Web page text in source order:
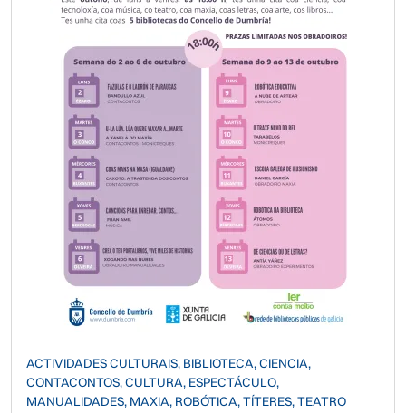
ACTIVIDADES CULTURAIS, BIBLIOTECA, CIENCIA,
CONTACONTOS, CULTURA, ESPECTÁCULO,
MANUALIDADES, MAXIA, ROBÓTICA, TÍTERES, TEATRO